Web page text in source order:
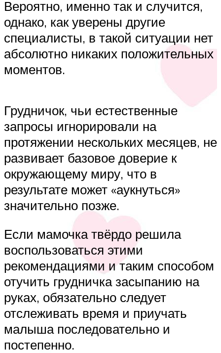
Вероятно, именно так и случится,
однако, как уверены другие
специалисты, в такой ситуации нет
абсолютно никаких положительных
моментов.
Грудничок, чьи естественные
запросы игнорировали на
протяжении нескольких месяцев, не
развивает базовое доверие к
окружающему миру, что в
результате может «аукнуться»
значительно позже.
Если мамочка твёрдо решила
воспользоваться этими
рекомендациями и таким способом
отучить грудничка засыпанию на
руках, обязательно следует
отслеживать время и приучать
малыша последовательно и
постепенно.